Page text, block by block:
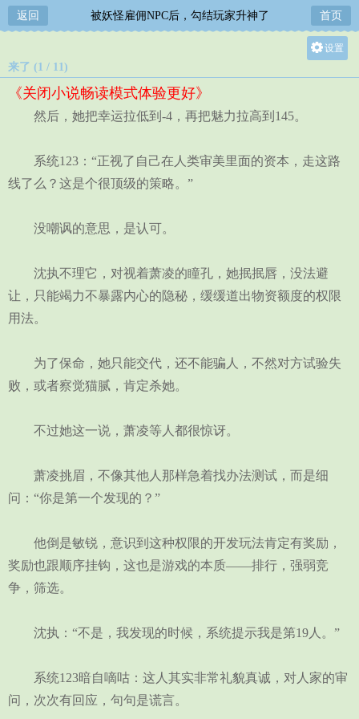
返回 被妖怪雇佣NPC后，勾结玩家升神了 首页
设置
来了 (1 / 11)
《关闭小说畅读模式体验更好》
然后，她把幸运拉低到-4，再把魅力拉高到145。
系统123：“正视了自己在人类审美里面的资本，走这路
线了么？这是个很顶级的策略。”
没嘲讽的意思，是认可。
沈执不理它，对视着萧凌的瞳孔，她抿抿唇，没法避
让，只能竭力不暴露内心的隐秘，缓缓道出物资额度的权限
用法。
为了保命，她只能交代，还不能骗人，不然对方试验失
败，或者察觉猫腻，肯定杀她。
不过她这一说，萧凌等人都很惊讶。
萧凌挑眉，不像其他人那样急着找办法测试，而是细
问：“你是第一个发现的？”
他倒是敏锐，意识到这种权限的开发玩法肯定有奖励，
奖励也跟顺序挂钩，这也是游戏的本质——排行，强弱竞
争，筛选。
沈执：“不是，我发现的时候，系统提示我是第19人。”
系统123暗自嘀咕：这人其实非常礼貌真诚，对人家的审
问，次次有回应，句句是谎言。